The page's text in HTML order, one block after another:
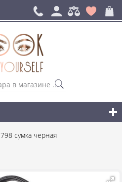
798 сумка черная